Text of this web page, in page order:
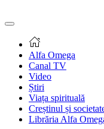
Alfa Omega
Canal TV
Video
Știri
Viața spirituală
Creștinul și
Librăria Alfa